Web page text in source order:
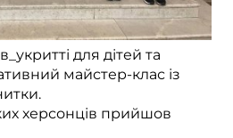
для дітей та
майстер-клас із
херсонців прийшов